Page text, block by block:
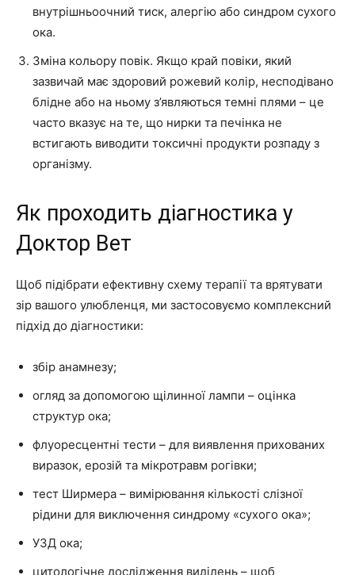
внутрішньоочний тиск, алергію або синдром сухого
ока.
Зміна кольору повік. Якщо край повіки, який
зазвичай має здоровий рожевий колір, несподівано
блідне або на ньому з’являються темні плями – це
часто вказує на те, що нирки та печінка не
встигають виводити токсичні продукти розпаду з
організму.
Як проходить діагностика у
Доктор Вет
Щоб підібрати ефективну схему терапії та врятувати
зір вашого улюбленця, ми застосовуємо комплексний
підхід до діагностики:
збір анамнезу;
огляд за допомогою щілинної лампи – оцінка
структур ока;
флуоресцентні тести – для виявлення прихованих
виразок, ерозій та мікротравм рогівки;
тест Ширмера – вимірювання кількості слізної
рідини для виключення синдрому «сухого ока»;
УЗД ока;
цитологічне дослідження виділень – щоб